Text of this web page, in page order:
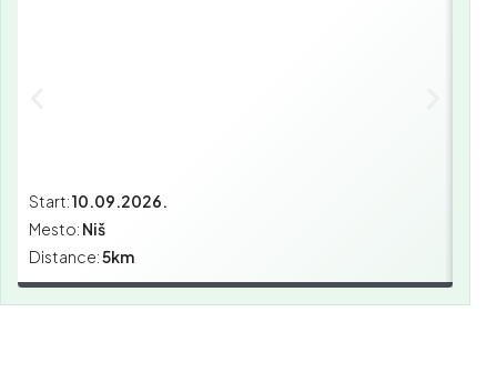
Start:10.09.2026.
Mesto: Niš
Distance:5km